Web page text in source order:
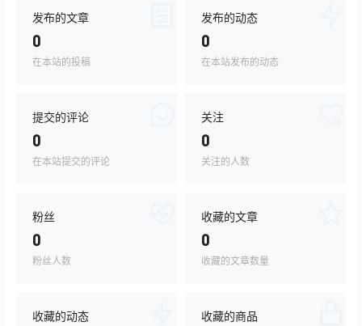
发布的文章
0
在本站的投稿
发布的动态
0
在本站发布的动态
提交的评论
0
在本站提交的评论
关注
0
关注的人数
粉丝
0
粉丝人数
收藏的文章
0
收藏的文章数量
收藏的动态 收藏的商品